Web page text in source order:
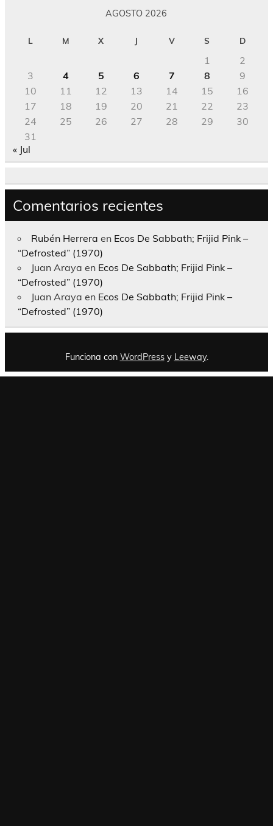
AGOSTO 2026
L M X J V S D
1
2
3
4 5 6 7 8
9
10
11 12 13 14 15
16
17
18 19 20 21 22
23
24
25 26 27 28 29
30
31
« Jul
Comentarios recientes
Rubén Herrera en Ecos De Sabbath; Frijid Pink –
“Defrosted” (1970)
Juan Araya en Ecos De Sabbath; Frijid Pink –
“Defrosted” (1970)
Juan Araya en Ecos De Sabbath; Frijid Pink –
“Defrosted” (1970)
Funciona con WordPressy Leeway.